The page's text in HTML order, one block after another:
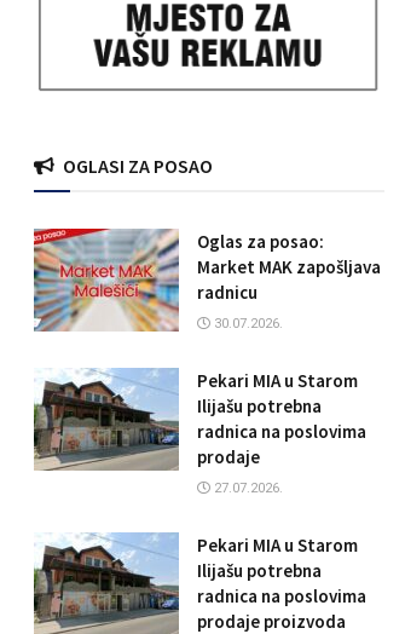
OGLASI ZA POSAO
Oglas za posao:
Market MAK zapošljava
radnicu
30.07.2026.
Pekari MIA u Starom
Ilijašu potrebna
radnica na poslovima
prodaje
27.07.2026.
Pekari MIA u Starom
Ilijašu potrebna
radnica na poslovima
prodaje proizvoda